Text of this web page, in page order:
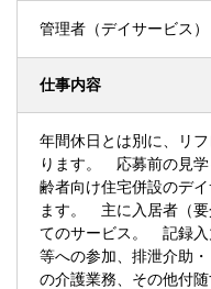
管理者（デイサービス）
仕事内容
年間休日とは別に、リ
ります。 応募前の見
齢者向け住宅併設のデ
ます。 主に入居者（要
てのサービス。 記録入
等への参加、排泄介助
の介護業務、その他付